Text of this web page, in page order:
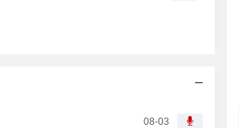
08-03